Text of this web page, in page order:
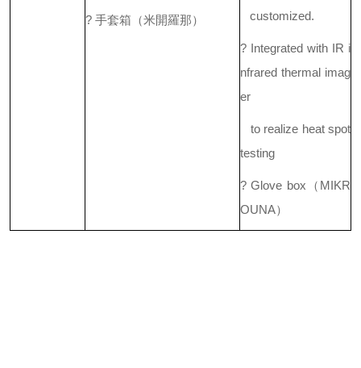
? 手套箱（米開羅那） customized.
? Integrated with IR i
nfrared thermal imag
er
to realize heat spot
testing
? Glove box（MIKR
OUNA）